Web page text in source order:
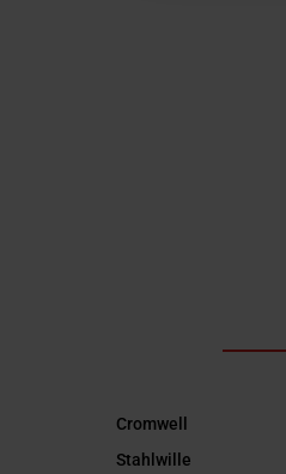
Cromwell
Stahlwille